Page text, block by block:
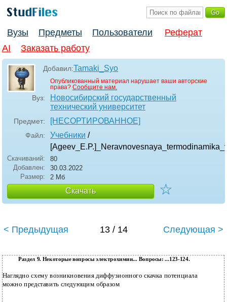
Вузы Предметы Пользователи
Реферат
AI
Заказать работу
Добавил:Tamaki_Syo
Опубликованный материал нарушает ваши авторские
права? Сообщите нам.
Вуз:
Новосибирский государственный
технический университет
Предмет: [НЕСОРТИРОВАННОЕ]
Файл: Учебники /
Скачиваний:
80
Добавлен:
30.03.2022
Размер:
2 Мб
Скачать ☆
< Предыдущая 13 / 14 Следующая >
Раздел 9. Некоторые вопросы электрохимии... Вопросы: ...123-124.
Наглядно схему возникновения диффузионного скачка потенциала
можно представить следующим образом